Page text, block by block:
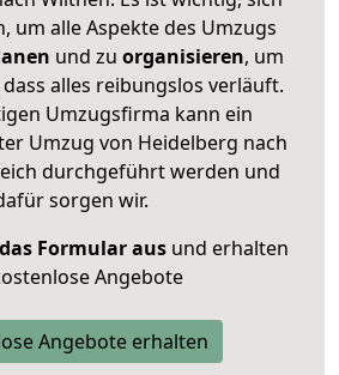
um alle Aspekte des Umzugs
und zu organisieren, um
alles reibungslos verläuft.
Umzugsfirma kann ein
Umzug von Heidelberg nach
durchgeführt werden und
sorgen wir.
Formular ausund erhalten
Angebote
Angebote erhalten